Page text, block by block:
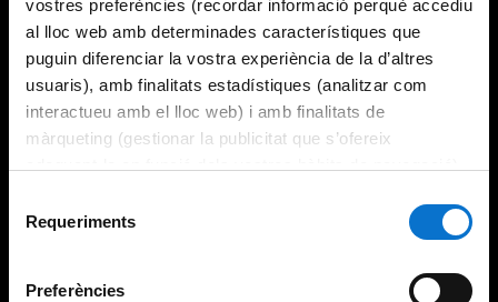
vostres preferències (recordar informació perquè accediu
al lloc web amb determinades característiques que
puguin diferenciar la vostra experiència de la d’altres
usuaris), amb finalitats estadístiques (analitzar com
interactueu amb el lloc web) i amb finalitats de
màrqueting (gestionar la publicitat que s’ofereix
consultar laPolítica de galetes del lloc web de la
Requeriments
Preferències